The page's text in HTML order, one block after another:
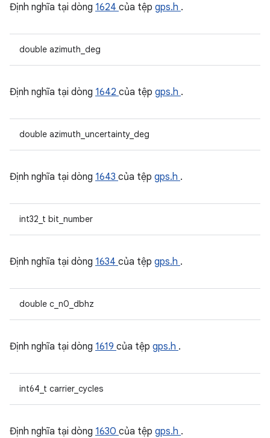
Định nghĩa tại dòng 1624 của tệp gps.h .
double azimuth_deg
Định nghĩa tại dòng 1642 của tệp gps.h .
double azimuth_uncertainty_deg
Định nghĩa tại dòng 1643 của tệp gps.h .
int32_t bit_number
Định nghĩa tại dòng 1634 của tệp gps.h .
double c_n0_dbhz
Định nghĩa tại dòng 1619 của tệp gps.h .
int64_t carrier_cycles
Định nghĩa tại dòng 1630 của tệp gps.h .